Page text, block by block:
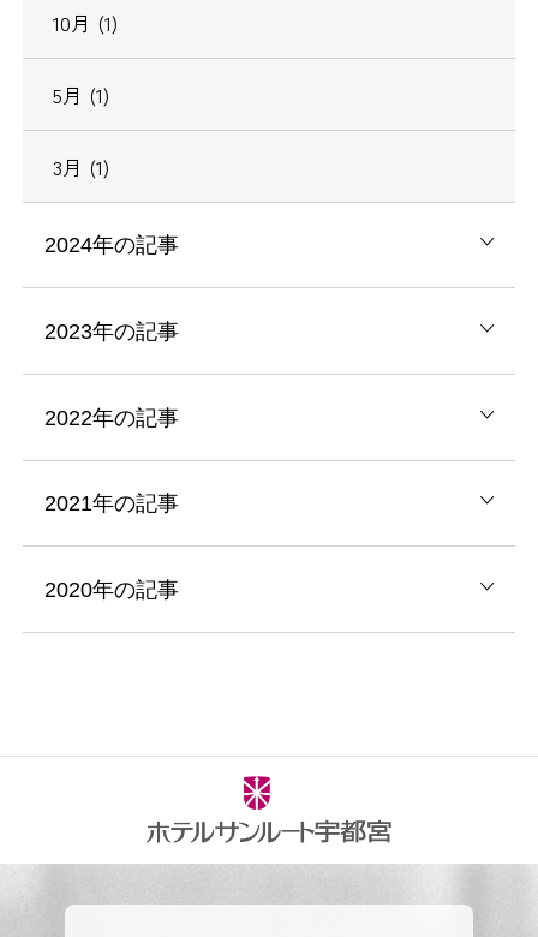
10月 (1)
5月 (1)
3月 (1)
2024年の記事
2023年の記事
2022年の記事
2021年の記事
2020年の記事